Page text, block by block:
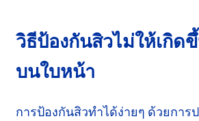
วิธีป้องกันสิวไม่ให้เกิด
บนใบหน้า
การป้องกันสิวทำได้ง่ายๆ ด้วยการ